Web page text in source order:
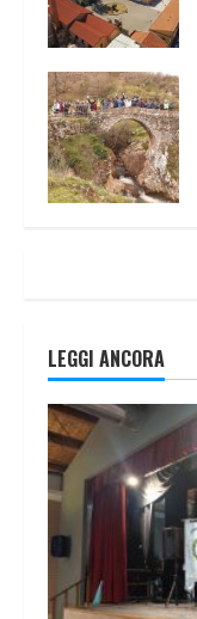
LEGGI ANCORA